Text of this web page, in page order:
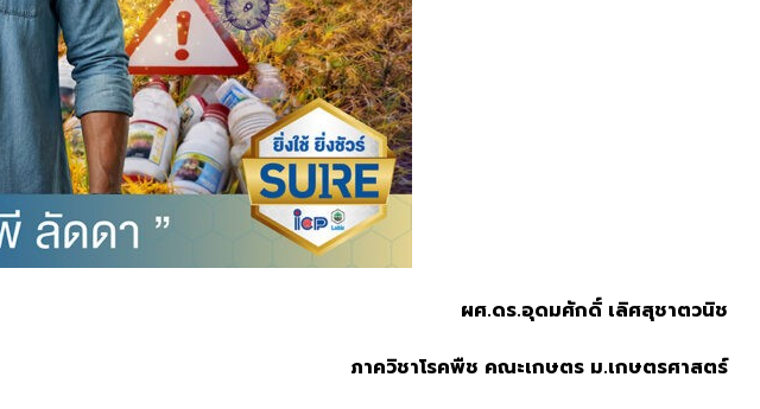
ผศ.ดร.อุดมศักดิ์ เลิศสุชาตวนิช
ภาควิชาโรคพืช คณะเกษตร ม.เกษตรศาสตร์